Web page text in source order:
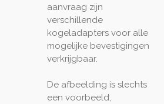
aanvraag zijn
verschillende
kogeladapters voor alle
mogelijke bevestigingen
verkrijgbaar.
De afbeelding is slechts
een voorbeeld,